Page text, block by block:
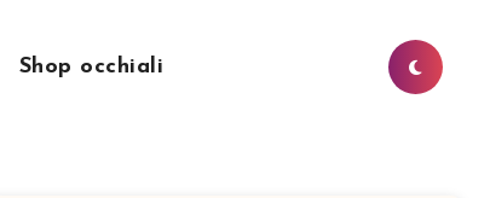
Shop occhiali